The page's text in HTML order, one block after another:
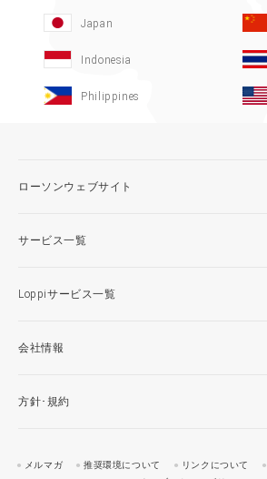
Japan
Indonesia
Philippines
ローソンウェブサイト
サービス一覧
Loppiサービス一覧
会社情報
方針･規約
メルマガ 推奨環境について リンクについて